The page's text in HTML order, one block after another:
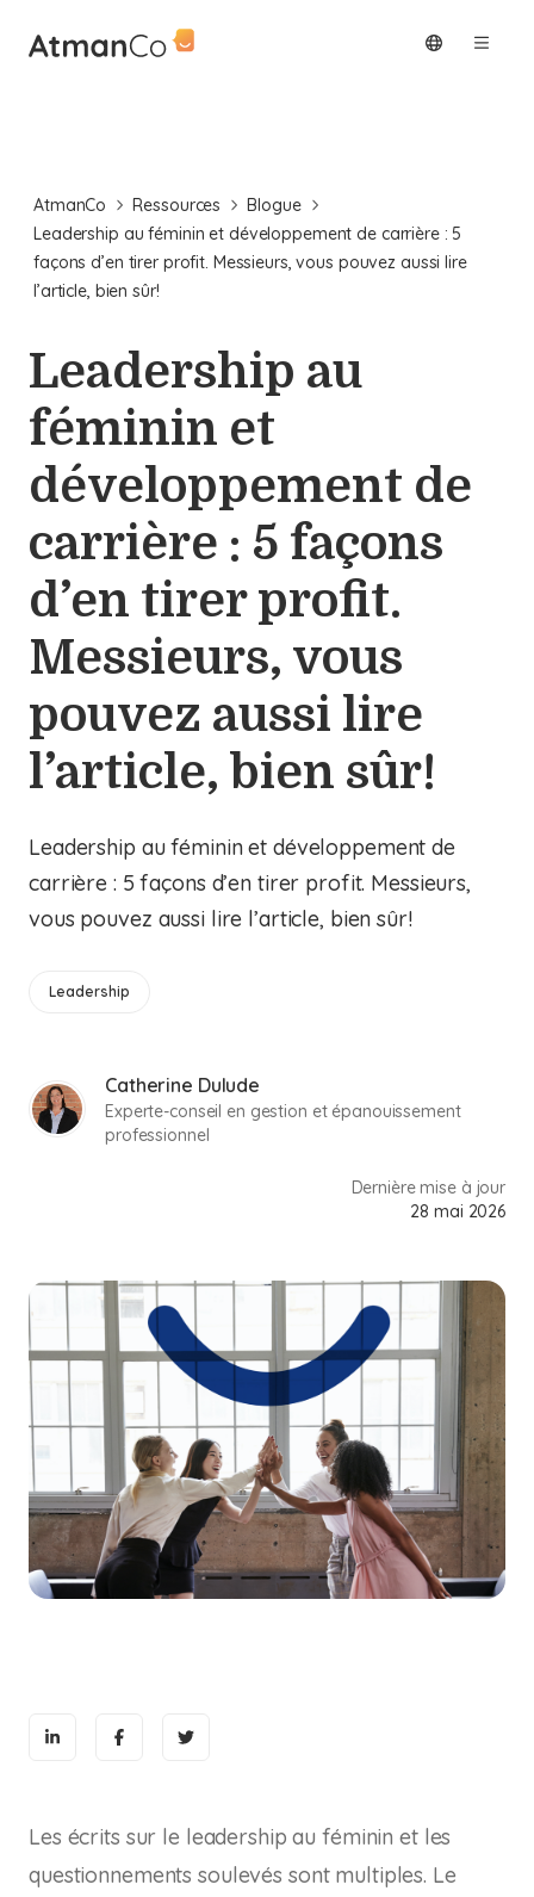
AtmanCo Ressources
Blogue
Leadership au féminin et développement de carrière : 5
façons d’en tirer profit. Messieurs, vous pouvez aussi lire
l’article, bien sûr!
Leadership au
féminin et
développement de
carrière : 5 façons
d’en tirer profit.
Messieurs, vous
pouvez aussi lire
l’article, bien sûr!
Leadership au féminin et développement de
carrière : 5 façons d’en tirer profit. Messieurs,
vous pouvez aussi lire l’article, bien sûr!
Leadership
Catherine Dulude
Experte-conseil en gestion et épanouissement
professionnel
Dernière mise à jour
28 mai 2026
Les écrits sur le leadership au féminin et les
questionnements soulevés sont multiples. Le